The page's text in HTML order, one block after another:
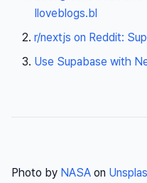
Iloveblogs.bl
r/nextjs on Reddit:
Use Supabase with
Photo by NASA on